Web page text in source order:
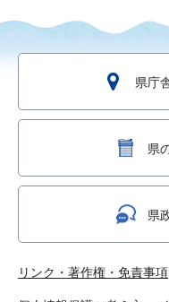
県庁
県
県
リンク・著作権・免責事項